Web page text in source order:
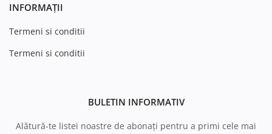
INFORMAȚII
Termeni si conditii
Termeni si conditii
BULETIN INFORMATIV
Alătură-te listei noastre de abonați pentru a primi cele mai